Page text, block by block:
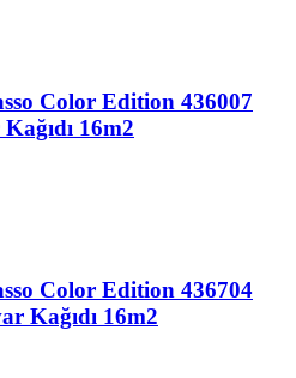
Color Edition 436007
16m2
Color Edition 436704
Kağıdı 16m2